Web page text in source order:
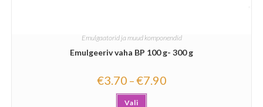
Emulgaatorid ja muud komponendid
Emulgeeriv vaha BP 100 g- 300 g
€3.70 –€7.90
Vali